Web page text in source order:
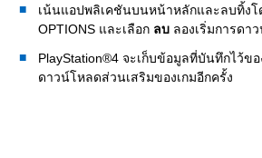
เน้นแอปพลิเคชันบนหน้าหลักและลบทิ้งโ
OPTIONS และเลือก ลบ ลองเริ่มการดา
PlayStation®4 จะเก็บข้อมูลที่บันทึกไว้ข
ดาวน์โหลดส่วนเสริมของเกมอีกครั้ง